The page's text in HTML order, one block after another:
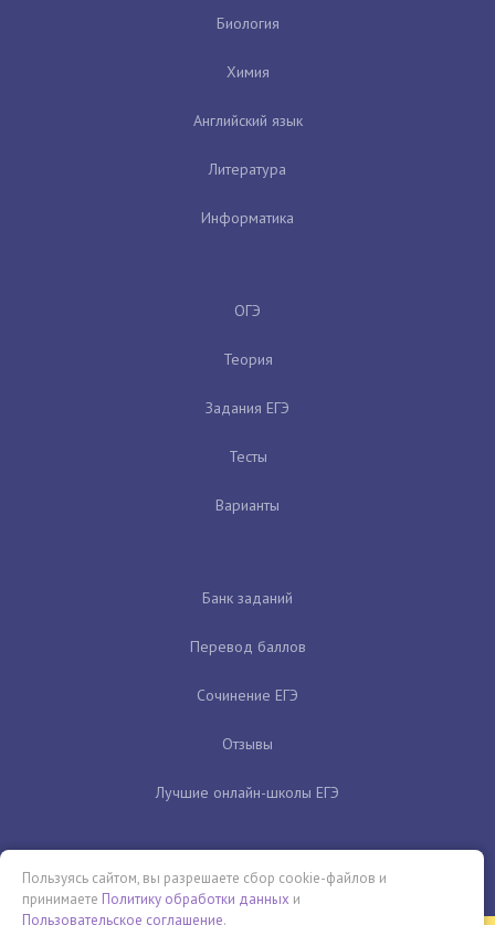
Биология
Химия
Английский язык
Литература
Информатика
ОГЭ
Теория
Задания ЕГЭ
Тесты
Варианты
Банк заданий
Перевод баллов
Сочинение ЕГЭ
Отзывы
Лучшие онлайн-школы ЕГЭ
Пользуясь сайтом, вы разрешаете сбор cookie-файлов и
принимаете Политику обработки данных и
Пользовательское соглашение.